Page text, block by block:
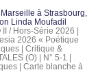
à Strasbourg,
Linda Moufadil
/ Hors-Série 2026 |
2026 « Poétique
| Critique &
(O) | N° 5-1 |
| Carte blanche à